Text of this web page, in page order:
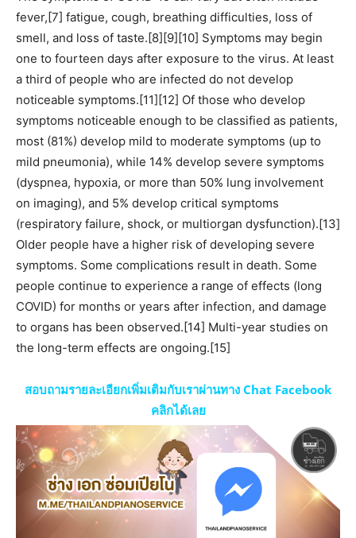
fever,[7] fatigue, cough, breathing difficulties, loss of
smell, and loss of taste.[8][9][10] Symptoms may begin
one to fourteen days after exposure to the virus. At least
a third of people who are infected do not develop
noticeable symptoms.[11][12] Of those who develop
symptoms noticeable enough to be classified as patients,
most (81%) develop mild to moderate symptoms (up to
mild pneumonia), while 14% develop severe symptoms
(dyspnea, hypoxia, or more than 50% lung involvement
on imaging), and 5% develop critical symptoms
(respiratory failure, shock, or multiorgan dysfunction).[13]
Older people have a higher risk of developing severe
symptoms. Some complications result in death. Some
people continue to experience a range of effects (long
COVID) for months or years after infection, and damage
to organs has been observed.[14] Multi-year studies on
the long-term effects are ongoing.[15]
สอบถามรายละเอียกเพิ่มเติมกับเราผ่านทาง Chat Facebook
คลิกได้เลย